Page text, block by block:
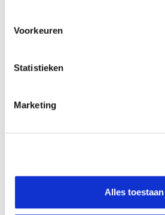
Voorkeuren
Statistieken
Marketing
Alles toestaan
Past mooi in potten op terras, balkon
Groeit uit wortelstokken en keert bij
Curcuma alismatifolia komt
daar in warme, vochtige streken. De
gemberfamilie en groeit vanuit